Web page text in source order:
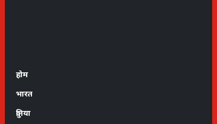
होम
भारत
दुनिया